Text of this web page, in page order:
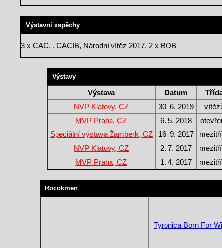
Výstavní úspěchy
3 x CAC, , CACIB, Národní vítěz 2017, 2 x BOB
Výstavy
Výstava Datum
NVP Klatovy, CZ
30. 6. 2019
MVP Praha, CZ
6. 5. 2018
Speciální výstava Žamberk, CZ
16. 9. 2017
NVP Klatovy, CZ
2. 7. 2017
MVP Praha, CZ
1. 4. 2017
Rodokmen
Tyronica Born For